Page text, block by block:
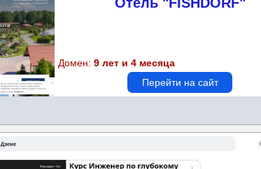
объектов по параметрам
площадка
среда
Домен:9 лет и 4 месяца
Перейти на сайт